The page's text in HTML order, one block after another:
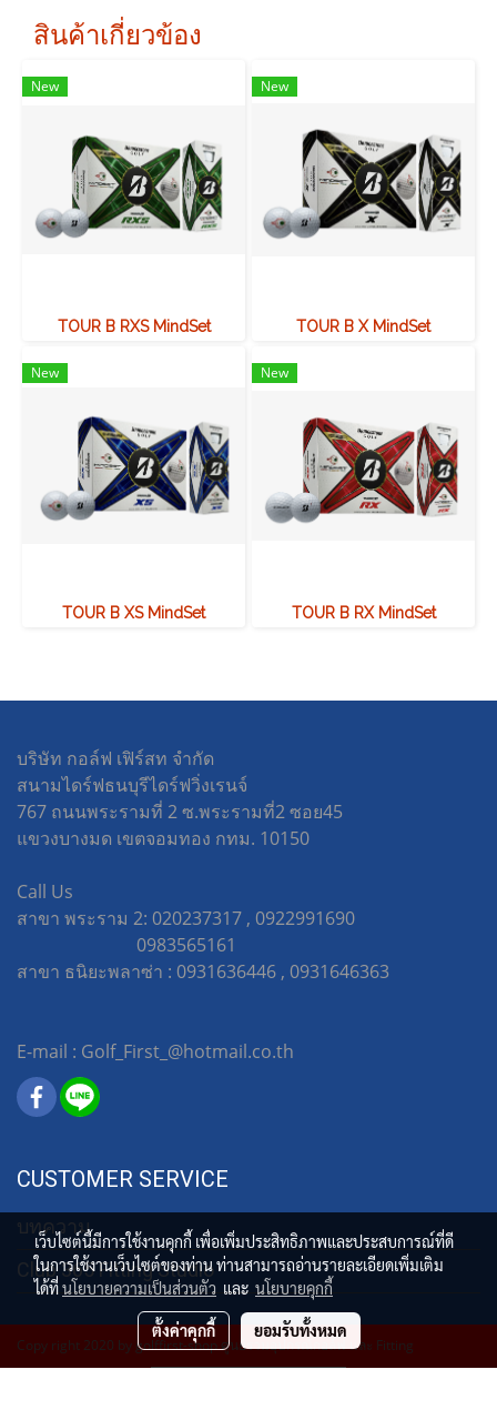
สินค้าเกี่ยวข้อง
New
TOUR B RXS MindSet
New
TOUR B X MindSet
New
TOUR B XS MindSet
New
TOUR B RX MindSet
บริษัท กอล์ฟ เฟิร์สท จำกัด
สนามไดร์ฟธนบุรีไดร์ฟวิ่งเรนจ์
767 ถนนพระรามที่ 2 ซ.พระรามที่2 ซอย45
แขวงบางมด เขตจอมทอง กทม. 10150
Call Us
สาขา พระราม 2: 020237317 , 0922991690
0983565161
สาขา ธนิยะพลาซ่า : 0931636446 , 0931646363
E-mail : Golf_First_@hotmail.co.th
CUSTOMER SERVICE
บทความ
Club 365 Fitting Studio
Copy right 2020 by golffirst-shop ศูนย์รวมอุปกรณ์กอล์ฟ และ Fitting
เว็บไซต์นี้มีการใช้งานคุกกี้ เพื่อเพิ่มประสิทธิภาพและประสบการณ์ที่ดี
ในการใช้งานเว็บไซต์ของท่าน ท่านสามารถอ่านรายละเอียดเพิ่มเติม
ได้ที่นโยบายความเป็นส่วนตัว และ นโยบายคุกกี้
ตั้งค่าคุกกี้ ยอมรับทั้งหมด